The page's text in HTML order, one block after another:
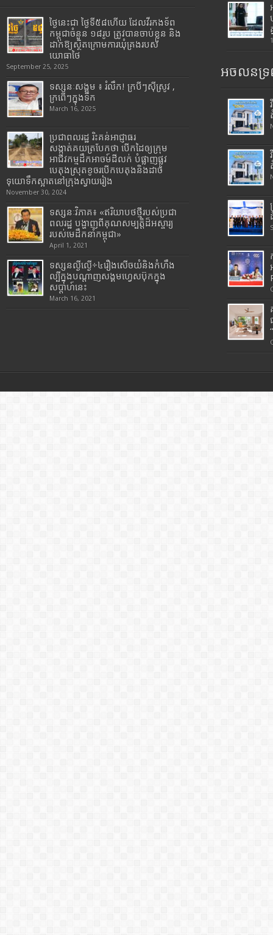
ថ្ងៃនេះជា ថ្ងៃទី៥៨ហើយ ដែលវីរកងទ័ព
កម្ពុជាចំនួន ១៨រូប ត្រូវបានចាប់ខ្លួន និង
ដាក់ឱ្យស្ថិតក្រោមការឃុំគ្រងរបស់
យោធាថៃ
September 25, 2025
ទស្សនៈសង្គម ៖ រំលឹក! ក្របីៗស៊ីស្រូវ ,
ក្រពើៗក្នុងទឹក
March 16, 2025
ប្រជាពលរដ្ឋ រិះគន់អាជ្ញាធរ
សង្កាត់គយត្របែកថា បើកដៃឲ្យក្រុម
អាជីវកម្មដឹកអាចម៍ដីលក់ បំផ្លាញផ្លូវ
បេតុងស្រុតខូចរបើកបេតុងនិងដាច់
ទុយោទឹកស្អាតនៅក្រុងស្វាយរៀង
November 30, 2024
ទស្សនៈវិភាគ៖ «ឥរិយាបថថ្មីរបស់ប្រជា
ពលរដ្ឋ បង្ហាញពីគុណសម្បត្តិដ៏អស្ចារ្យ
របស់មេដឹកនាំកម្ពុជា»
April 1, 2021
ទស្សនល្ងីល្ងើ÷៤រឿងសើចយំនិងកំហឹង
ល្បីក្នុងបណ្តាញសង្គមហ្វេសប៊ុកក្នុង
សប្តាហ៍នេះ
March 16, 2021
អចលនទ្រ